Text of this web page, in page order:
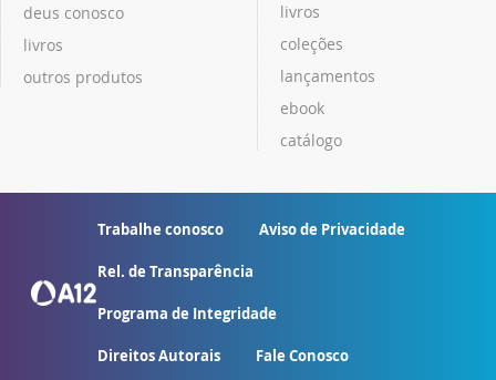
deus conosco
livros
outros produtos
livros
coleções
lançamentos
ebook
catálogo
Trabalhe conosco Aviso de Privacidade
Rel. de Transparência
Programa de Integridade
Direitos Autorais Fale Conosco